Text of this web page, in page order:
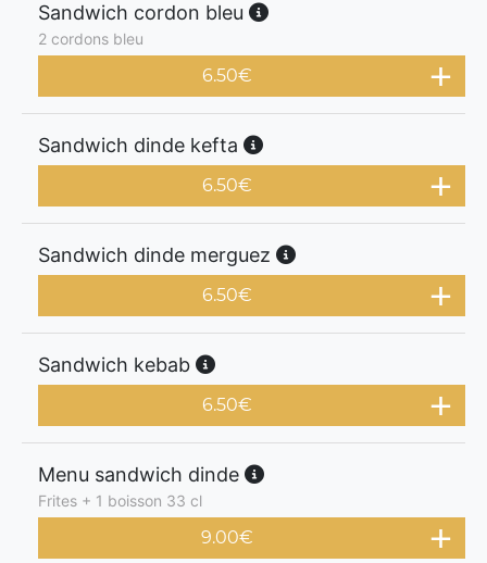
Sandwich cordon bleu
2 cordons bleu
6.50€
Sandwich dinde kefta
6.50€
Sandwich dinde merguez
6.50€
Sandwich kebab
6.50€
Menu sandwich dinde
Frites + 1 boisson 33 cl
9.00€